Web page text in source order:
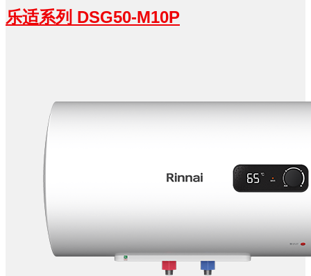
乐适系列 DSG50-M10P